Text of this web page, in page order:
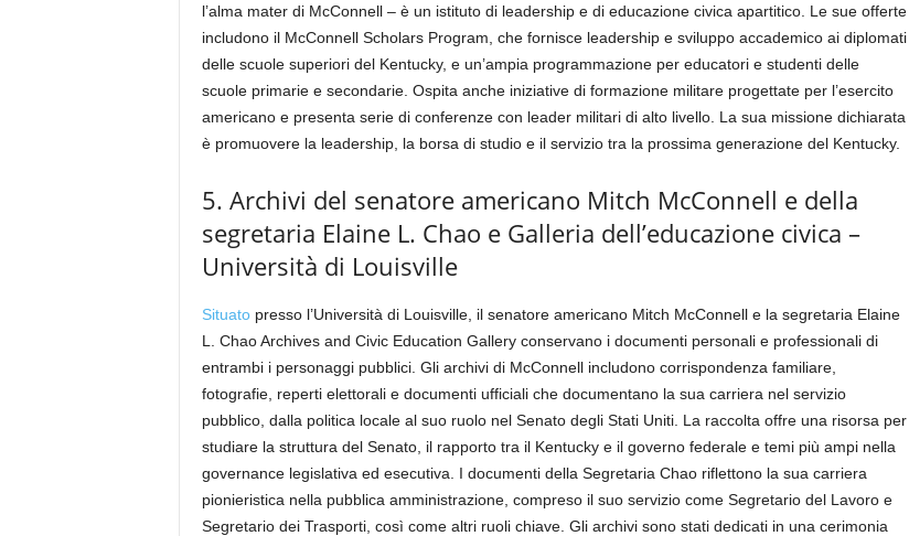
l’alma mater di McConnell – è un istituto di leadership e di educazione civica apartitico. Le sue offerte
includono il McConnell Scholars Program, che fornisce leadership e sviluppo accademico ai diplomati
delle scuole superiori del Kentucky, e un’ampia programmazione per educatori e studenti delle
scuole primarie e secondarie. Ospita anche iniziative di formazione militare progettate per l’esercito
americano e presenta serie di conferenze con leader militari di alto livello. La sua missione dichiarata
è promuovere la leadership, la borsa di studio e il servizio tra la prossima generazione del Kentucky.
5. Archivi del senatore americano Mitch McConnell e della
segretaria Elaine L. Chao e Galleria dell’educazione civica –
Università di Louisville
Situatopresso l’Università di Louisville, il senatore americano Mitch McConnell e la segretaria Elaine
L. Chao Archives and Civic Education Gallery conservano i documenti personali e professionali di
entrambi i personaggi pubblici. Gli archivi di McConnell includono corrispondenza familiare,
fotografie, reperti elettorali e documenti ufficiali che documentano la sua carriera nel servizio
pubblico, dalla politica locale al suo ruolo nel Senato degli Stati Uniti. La raccolta offre una risorsa per
studiare la struttura del Senato, il rapporto tra il Kentucky e il governo federale e temi più ampi nella
governance legislativa ed esecutiva. I documenti della Segretaria Chao riflettono la sua carriera
pionieristica nella pubblica amministrazione, compreso il suo servizio come Segretario del Lavoro e
Segretario dei Trasporti, così come altri ruoli chiave. Gli archivi sono stati dedicati in una cerimonia